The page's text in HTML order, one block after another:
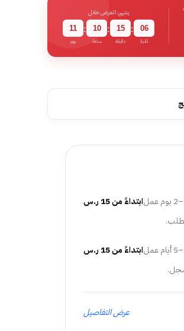
ينتهي العرض خلال
11
يوم
: 10
ساعة
: 15
دقيقة
: 05
ثانية
ابتداءً من 15 ر.س
ابتداءً من 15 ر.س
عرض التفاصيل